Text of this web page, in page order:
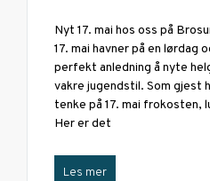
Nyt 17. mai hos oss på
17. mai havner på en lørdag
perfekt anledning å nyte
vakre jugendstil. Som gjest
tenke på 17. mai frokosten,
Her er det
Les mer